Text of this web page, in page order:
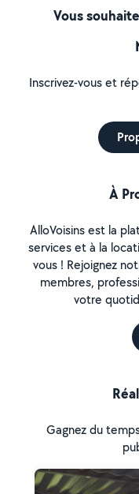
Vous
Inscrivez-vous et
À
AlloVoisins est la
services et à la
vous ! Rejoignez
membres,
votre
Gagnez du